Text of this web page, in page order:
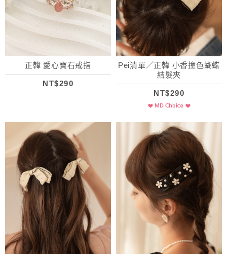
正韓 愛心寶石戒指
NT$290
Pei清單／正韓 小香撞色蝴蝶
結髮夾
NT$290